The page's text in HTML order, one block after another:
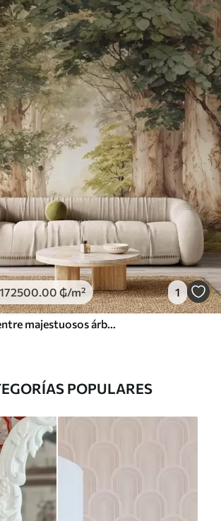
172500.00 ₲/m² 1
Sendero forestal entre majestuosos árboles en estilo acuarela
POPULARES